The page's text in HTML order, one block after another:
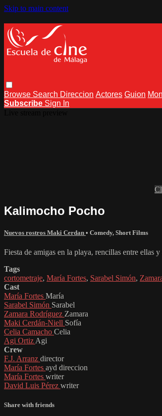
Skip to main content
Browse Search Direccion Actores Guion
Subscribe Sign In
Kalimocho Pocho
Nuevos rostros Maki Cerdan • Comedy, Short Films
Fiesta de amigas en la playa, rencillas entre ellas
Tags
cortometraje, María Fortes, Sarabel Simón,
Cast
María Fortes María
Sarabel Simón Sarabel
Zamara Rodríguez Zamara
Maki Cerdán-Niell Sofía
Celia Camacho Celia
Agi Ortiz Agi
Crew
F.J. Arranz director
María Fortes ayd direccion
María Fortes writer
David Luis Pérez writer
Share with friends